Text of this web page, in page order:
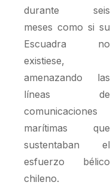
durante seis
meses como si su
Escuadra no
existiese,
amenazando las
líneas de
comunicaciones
marítimas que
sustentaban el
esfuerzo bélico
chileno.